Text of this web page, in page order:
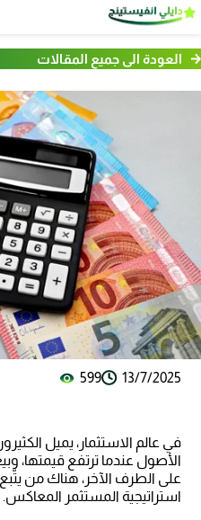
العودة الى جميع المقالات
13/7/2025
599
في عالم الاستثمار، يميل
الأصول عندما ترتفع قيمتها،
على الطرف الآخر، هناك من
استراتيجية المستثمر المعاكس.